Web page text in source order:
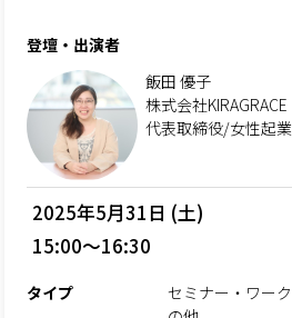
登壇・出演者
飯田 優子
株式会社KIRAGRACE
代表取締役/女性起
2025年5月31日 (土)
15:00～16:30
タイプ
セミナー・ワー